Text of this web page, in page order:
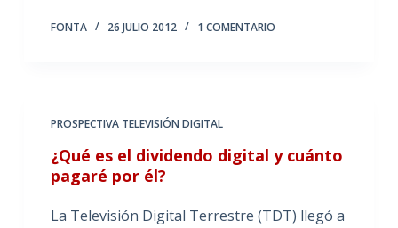
FONTA 26 JULIO 2012 1 COMENTARIO
PROSPECTIVA TELEVISIÓN DIGITAL
¿Qué es el dividendo digital y cuánto
pagaré por él?
La Televisión Digital Terrestre (TDT) llegó a